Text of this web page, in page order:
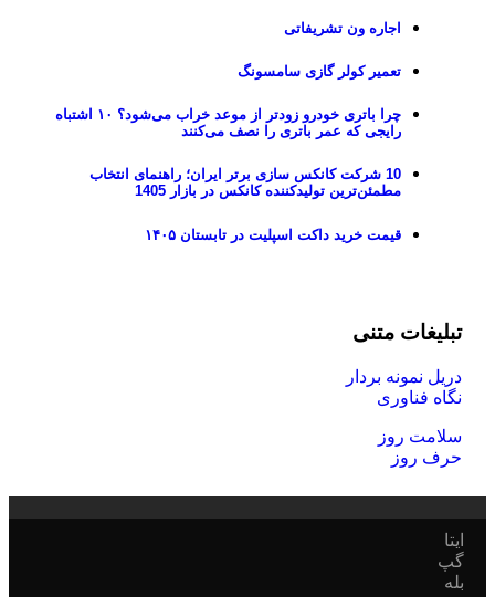
اجاره ون تشریفاتی
تعمیر کولر گازی سامسونگ
چرا باتری خودرو زودتر از موعد خراب می‌شود؟ ۱۰ اشتباه
رایجی که عمر باتری را نصف می‌کنند
10 شرکت کانکس سازی برتر ایران؛ راهنمای انتخاب
مطمئن‌ترین تولیدکننده کانکس در بازار 1405
قیمت خرید داکت اسپلیت در تابستان ۱۴۰۵
متنی
نمونه بردار
فناوری
روز
روز